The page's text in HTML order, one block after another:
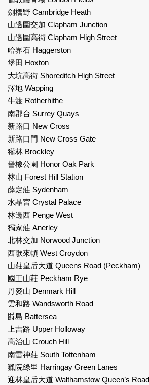
劍橋野 Cambridge Heath
山邊圍交加 Clapham Junction
山邊圍高街 Clapham High Street
哈界石 Haggerston
堡田 Hoxton
大坑高街 Shoreditch High Street
澤地 Wapping
牛渡 Rotherhithe
南郡台 Surrey Quays
新路口 New Cross
新路口門 New Cross Gate
獾林 Brockley
譽橡公園 Honor Oak Park
林山 Forest Hill Station
薛定莊 Sydenham
水晶宮 Crystal Palace
林邊西 Penge West
獨家莊 Anerley
北林交加 Norwood Junction
西歌來頓 West Croydon
山莊皇后大道 Queens Road (Peckham)
國王山莊 Peckham Rye
丹麥山 Denmark Hill
雲和路 Wandsworth Road
爵島 Battersea
上吉路 Upper Holloway
高治山 Crouch Hill
南雷神莊 South Tottenham
獵院綠里 Harringay Green Lanes
迎林皇后大道 Walthamstow Queen’s Road